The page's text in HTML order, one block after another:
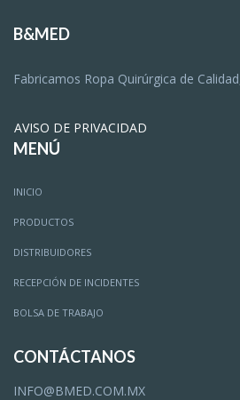
B&MED
Fabricamos Ropa Quirúrgica de
AVISO DE PRIVACIDAD
MENÚ
INICIO
PRODUCTOS
DISTRIBUIDORES
RECEPCIÓN DE INCIDENTES
BOLSA DE TRABAJO
CONTÁCTANOS
INFO@BMED.COM.MX